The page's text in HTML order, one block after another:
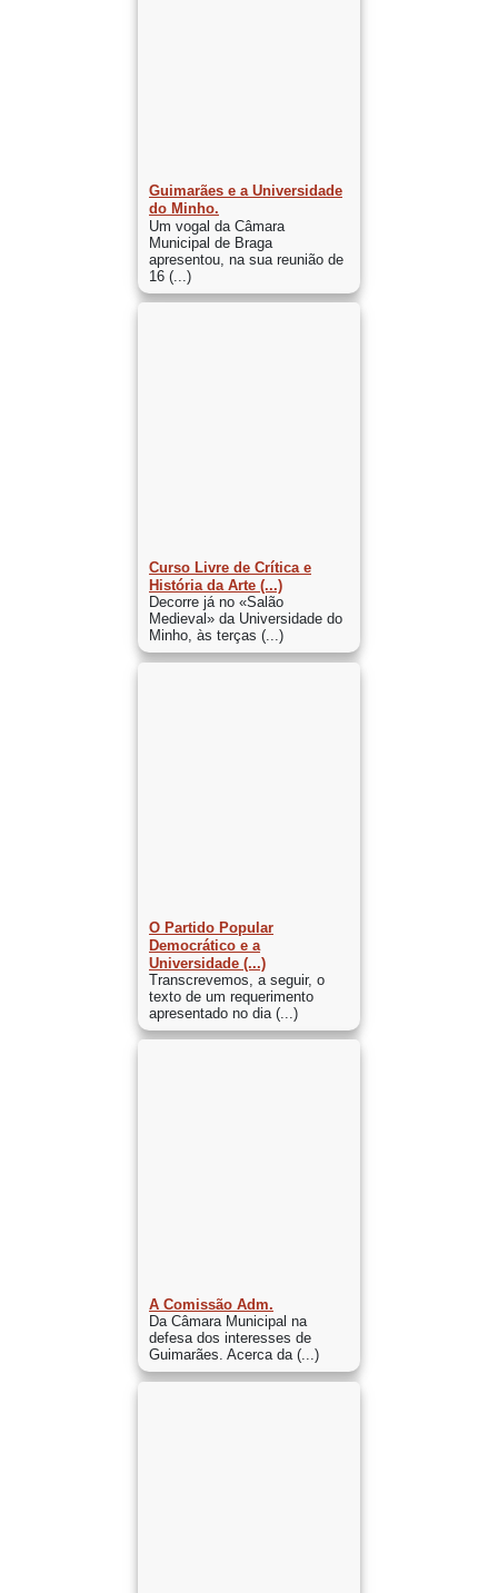
Guimarães e a Universidade
do Minho.
Um vogal da Câmara
Municipal de Braga
apresentou, na sua reunião de
16 (...)
Curso Livre de Crítica e
História da Arte (...)
Decorre já no «Salão
Medieval» da Universidade do
Minho, às terças (...)
O Partido Popular
Democrático e a
Universidade (...)
Transcrevemos, a seguir, o
texto de um requerimento
apresentado no dia (...)
A Comissão Adm.
Da Câmara Municipal na
defesa dos interesses de
Guimarães. Acerca da (...)